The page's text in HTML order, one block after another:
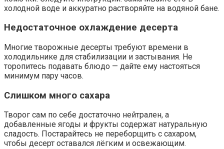
холодной воде и аккуратно растворяйте на водяной бане.
Недостаточное охлаждение десерта
Многие творожные десерты требуют времени в
холодильнике для стабилизации и застывания. Не
торопитесь подавать блюдо — дайте ему настояться
минимум пару часов.
Слишком много сахара
Творог сам по себе достаточно нейтрален, а
добавленные ягоды и фрукты содержат натуральную
сладость. Постарайтесь не переборщить с сахаром,
чтобы десерт оставался лёгким и освежающим.